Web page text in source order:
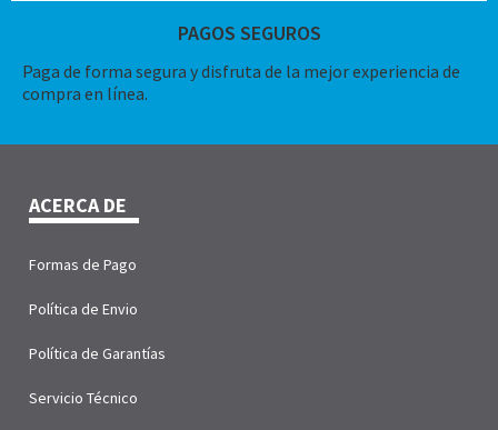
PAGOS SEGUROS
Paga de forma segura y disfruta de la mejor experiencia de
compra en línea.
ACERCA DE
Formas de Pago
Política de Envio
Política de Garantías
Servicio Técnico